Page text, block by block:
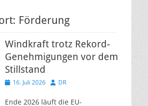
Förderung
Windkraft trotz Rekord-
Genehmigungen vor dem
Stillstand
Veröffentlicht
16. Juli 2026 Autor
DR
Ende 2026 läuft die EU-